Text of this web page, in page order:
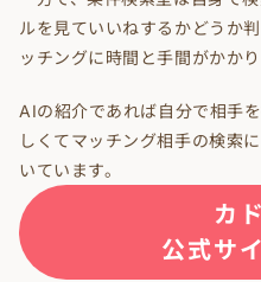
ルを見ていいねするかどうか
ッチングに時間と手間がかかり
AIの紹介であれば自分で相手
しくてマッチング相手の検索
いています。
カ
公式サ